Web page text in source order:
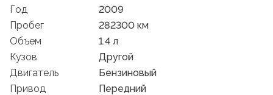
Год
2009
Пробег
282300 км
Объем
1.4 л
Кузов
Другой
Двигатель
Бензиновый
Привод
Передний